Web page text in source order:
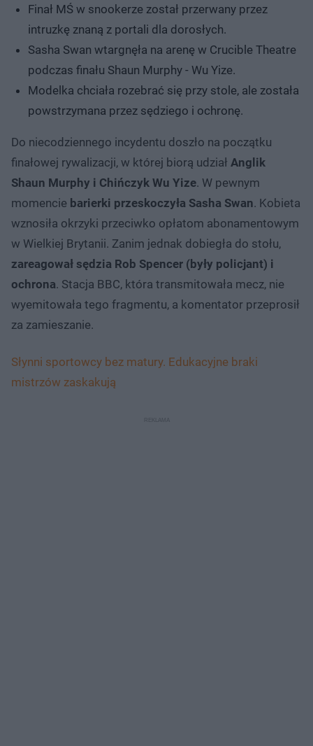
Finał MŚ w snookerze został przerwany przez
intruzkę znaną z portali dla dorosłych.
Sasha Swan wtargnęła na arenę w Crucible Theatre
podczas finału Shaun Murphy - Wu Yize.
Modelka chciała rozebrać się przy stole, ale została
powstrzymana przez sędziego i ochronę.
Do niecodziennego incydentu doszło na początku
finałowej rywalizacji, w której biorą udział Anglik
Shaun Murphy i Chińczyk Wu Yize. W pewnym
momencie barierki przeskoczyła Sasha Swan. Kobieta
wznosiła okrzyki przeciwko opłatom abonamentowym
w Wielkiej Brytanii. Zanim jednak dobiegła do stołu,
zareagował sędzia Rob Spencer (były policjant) i
ochrona. Stacja BBC, która transmitowała mecz, nie
wyemitowała tego fragmentu, a komentator przeprosił
za zamieszanie.
Słynni sportowcy bez matury. Edukacyjne braki
mistrzów zaskakują